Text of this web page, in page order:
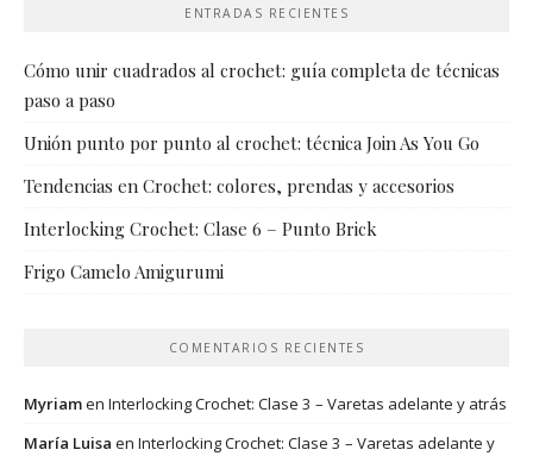
ENTRADAS RECIENTES
Cómo unir cuadrados al crochet: guía completa de técnicas
paso a paso
Unión punto por punto al crochet: técnica Join As You Go
Tendencias en Crochet: colores, prendas y accesorios
Interlocking Crochet: Clase 6 – Punto Brick
Frigo Camelo Amigurumi
COMENTARIOS RECIENTES
Myriamen Interlocking Crochet: Clase 3 – Varetas adelante y atrás
María Luisa en Interlocking Crochet: Clase 3 – Varetas adelante y